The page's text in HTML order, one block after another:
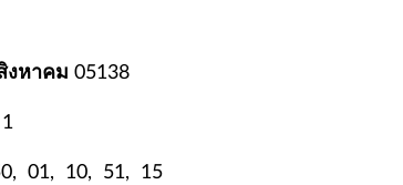
งหาคม 05138
01, 10, 51, 15